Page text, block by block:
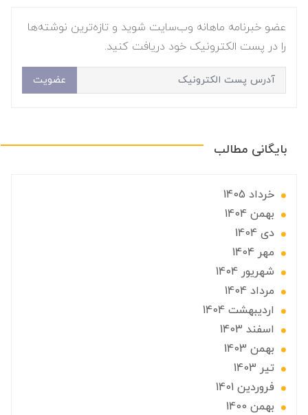
عضو خبرنامه ماهانه وب‌سایت شوید و تازه‌ترین نوشته‌ها
را در پست الکترونیک خود دریافت کنید.
عضویت
بایگانی مطالب
خرداد 1405
بهمن 1404
دی 1404
مهر 1404
شهریور 1404
مرداد 1404
ارديبهشت 1404
اسفند 1403
بهمن 1403
تير 1403
فروردین 1401
بهمن 1400